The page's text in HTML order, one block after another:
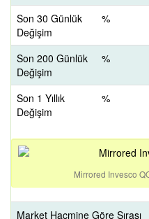
Son 30 Günlük
Değişim
%
Son 200 Günlük
Değişim
%
Son 1 Yıllık
Değişim
%
Mirrored Invesco
Market Hacmine Göre Sırası